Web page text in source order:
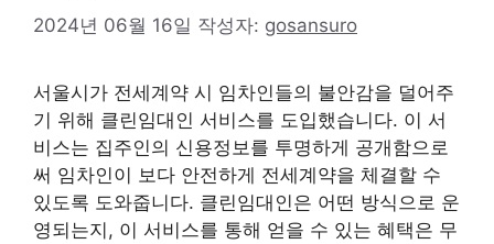
2024년 06월 16일 작성자: gosansuro
서울시가 전세계약 시 임차인들의 불안감을 덜어주
기 위해 클린임대인 서비스를 도입했습니다. 이 서
비스는 집주인의 신용정보를 투명하게 공개함으로
써 임차인이 보다 안전하게 전세계약을 체결할 수
있도록 도와줍니다. 클린임대인은 어떤 방식으로 운
영되는지, 이 서비스를 통해 얻을 수 있는 혜택은 무